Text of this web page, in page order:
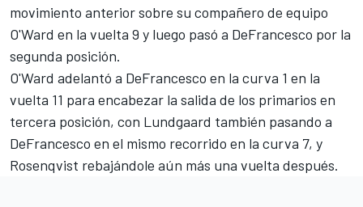
movimiento anterior sobre su compañero de equipo
O'Ward en la vuelta 9 y luego pasó a DeFrancesco por la
segunda posición.
O'Ward adelantó a DeFrancesco en la curva 1 en la
vuelta 11 para encabezar la salida de los primarios en
tercera posición, con Lundgaard también pasando a
DeFrancesco en el mismo recorrido en la curva 7, y
Rosenqvist rebajándole aún más una vuelta después.